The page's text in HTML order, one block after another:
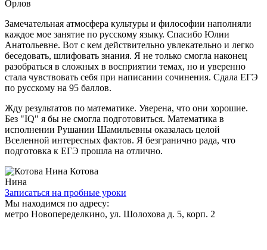
Орлов
Замечательная атмосфера культуры и философии наполняли
каждое мое занятие по русскому языку. Спасибо Юлии
Анатольевне. Вот с кем действительно увлекательно и легко
беседовать, шлифовать знания. Я не только смогла наконец
разобраться в сложных в восприятии темах, но и уверенно
стала чувствовать себя при написании сочинения. Сдала ЕГЭ
по русскому на 95 баллов.
Жду результатов по математике. Уверена, что они хорошие.
Без "IQ" я бы не смогла подготовиться. Математика в
исполнении Рушании Шамильевны оказалась целой
Вселенной интересных фактов. Я безгранично рада, что
подготовка к ЕГЭ прошла на отлично.
Котова
Нина
Записаться на пробные уроки
Мы находимся по адресу:
метро Новопеределкино, ул. Шолохова д. 5, корп. 2